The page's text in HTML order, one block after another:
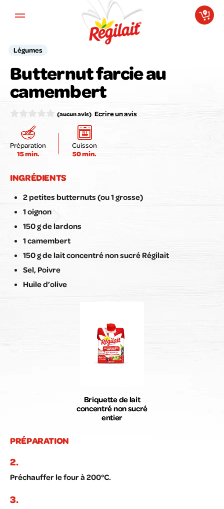
Légumes
Butternut farcie au
camembert
(aucun avis) Ecrire un avis
Votre avis compte pour nous !
Notez la recette ici :
Envoyer mon avis
Préparation
15 min.
Cuisson
50 min.
INGRÉDIENTS
2 petites butternuts (ou 1 grosse)
1 oignon
150 g de lardons
1 camembert
150 g de lait concentré non sucré Régilait
Sel, Poivre
Huile d’olive
Briquette de lait
concentré non sucré
entier
PRÉPARATION
Préchauffer le four à 200°C.